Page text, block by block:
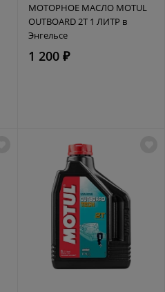
МОТОРНОЕ МАСЛО MOTUL
OUTBOARD 2T 1 ЛИТР в
Энгельсе
1 200 ₽